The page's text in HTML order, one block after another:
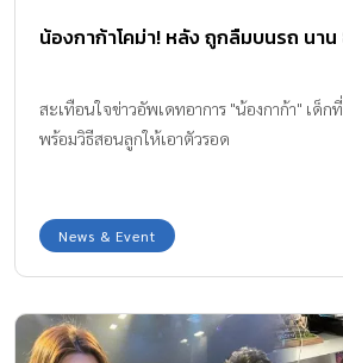
น้องกาก้าโคม่า! หลัง ถูกลืมบนรถ นา
สะเทือนใจข่าวอัพเดทอาการ "น้องกาก้า" เด็ก
พร้อมวิธีสอนลูกให้เอาตัวรอด
News & Event